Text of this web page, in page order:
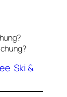
Ski &